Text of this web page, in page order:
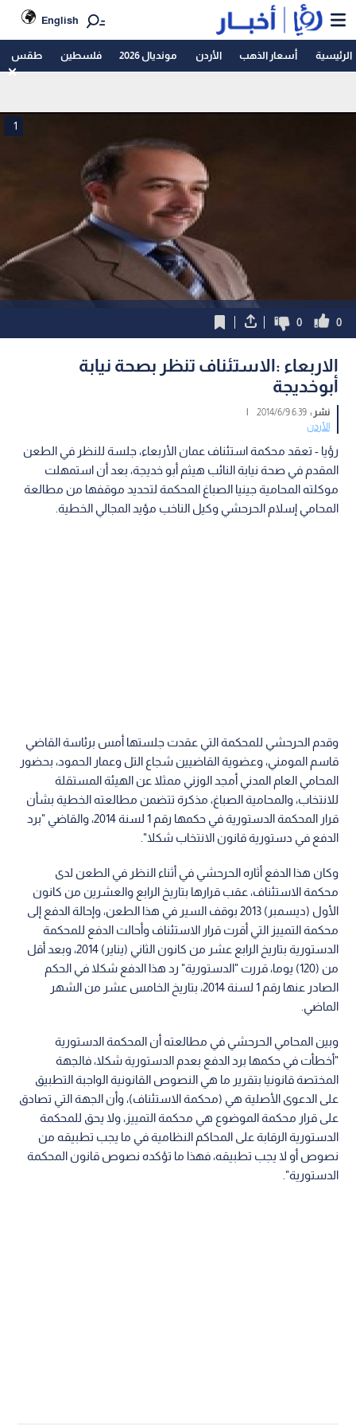
English
الرئيسية أسعار الذهب الأردن مونديال 2026 فلسطين طقس
1
0
0
الاربعاء :الاستئناف تنظر بصحة نيابة
أبوخديجة
نشر :6:39 2014/6/9
|
الأردن
رؤيا - تعقد محكمة استئناف عمان الأربعاء، جلسة للنظر في الطعن
المقدم في صحة نيابة النائب هيثم أبو خديجة، بعد أن استمهلت
موكلته المحامية جينيا الصباغ المحكمة لتحديد موقفها من مطالعة
المحامي إسلام الحرحشي وكيل الناخب مؤيد المجالي الخطية.
وقدم الحرحشي للمحكمة التي عقدت جلستها أمس برئاسة القاضي
قاسم المومني، وعضوية القاضيين شجاع التل وعمار الحمود، بحضور
المحامي العام المدني أمجد الوزني ممثلا عن الهيئة المستقلة
للانتخاب، والمحامية الصباغ، مذكرة تتضمن مطالعته الخطية بشأن
قرار المحكمة الدستورية في حكمها رقم 1 لسنة 2014، والقاضي "برد
الدفع في دستورية قانون الانتخاب شكلا".
وكان هذا الدفع أثاره الحرحشي في أثناء النظر في الطعن لدى
محكمة الاستئناف، عقب قرارها بتاريخ الرابع والعشرين من كانون
الأول (ديسمبر) 2013 بوقف السير في هذا الطعن، وإحالة الدفع إلى
محكمة التمييز التي أقرت قرار الاستئناف وأحالت الدفع للمحكمة
الدستورية بتاريخ الرابع عشر من كانون الثاني (يناير) 2014، وبعد أقل
من (120) يوما، قررت "الدستورية" رد هذا الدفع شكلا في الحكم
الصادر عنها رقم 1 لسنة 2014، بتاريخ الخامس عشر من الشهر
الماضي.
وبين المحامي الحرحشي في مطالعته أن المحكمة الدستورية
"أخطأت في حكمها برد الدفع بعدم الدستورية شكلا، فالجهة
المختصة قانونيا بتقرير ما هي النصوص القانونية الواجبة التطبيق
على الدعوى الأصلية هي (محكمة الاستئناف)، وأن الجهة التي تصادق
على قرار محكمة الموضوع هي محكمة التمييز، ولا يحق للمحكمة
الدستورية الرقابة على المحاكم النظامية في ما يجب تطبيقه من
نصوص أو لا يجب تطبيقه، فهذا ما تؤكده نصوص قانون المحكمة
الدستورية".